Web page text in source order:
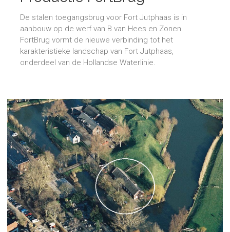
De stalen toegangsbrug voor Fort Jutphaas is in
aanbouw op de werf van B van Hees en Zonen.
FortBrug vormt de nieuwe verbinding tot het
karakteristieke landschap van Fort Jutphaas,
onderdeel van de Hollandse Waterlinie.